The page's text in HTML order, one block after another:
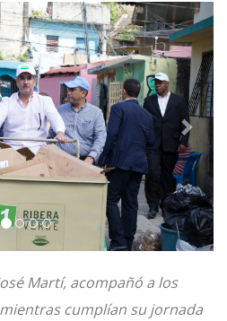
Next
Martí, acompañó a los
cumplían su jornada